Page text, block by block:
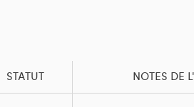
STATUT NOTES DE